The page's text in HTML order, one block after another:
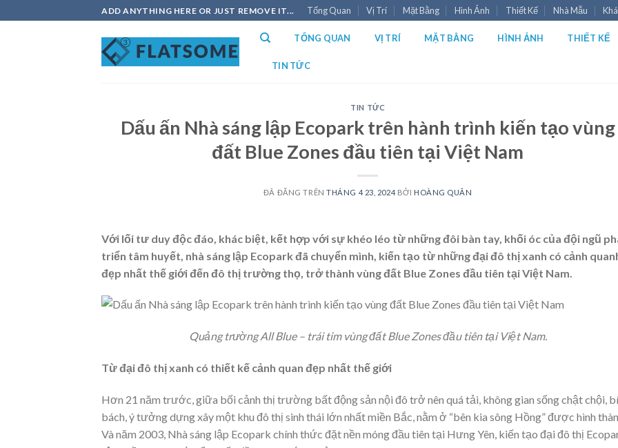
đến
ADD ANYTHING HERE OR JUST REMOVE IT... Tổng Quan Vị Trí Mặt Bằng Hình Ảnh Thiết Kế Nhà Mẫu
TỔNG QUAN VỊ TRÍ MẶT BẰNG HÌNH ẢNH THIẾT KẾ
TIN TỨC
TIN TỨC
Dấu ấn Nhà sáng lập Ecopark trên hành trình kiến tạo vùng
đất Blue Zones đầu tiên tại Việt Nam
ĐÃ ĐĂNG TRÊNTHÁNG 4 23, 2024 BỞI HOÀNG QUÂN
Với lối tư duy độc đáo, khác biệt, kết hợp với sự khéo léo từ những đôi bàn tay, khối óc của đội ngũ
triển tâm huyết, nhà sáng lập Ecopark đã chuyển mình, kiến tạo từ những đại đô thị xanh có cảnh
đẹp nhất thế giới đến đô thị trường thọ, trở thành vùng đất Blue Zones đầu tiên tại Việt Nam.
Quảng trường All Blue – trái tim vùng đất Blue Zones đầu tiên tại Việt Nam.
Từ đại đô thị xanh có thiết kế cảnh quan đẹp nhất thế giới
Hơn 21 năm trước, giữa bối cảnh thị trường bất động sản nội đô trở nên quá tải, không gian sống chật chội, bí
bách, ý tưởng dựng xây một khu đô thị sinh thái lớn nhất miền Bắc, nằm ở “bên kia sông Hồng” được hình
Và năm 2003, Nhà sáng lập Ecopark chính thức đặt nền móng đầu tiên tại Hưng Yên, kiến tạo đại đô thị